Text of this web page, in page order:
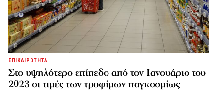
ΕΠΙΚΑΙΡΟΤΗΤΑ
Στο υψηλότερο επίπεδο από τον Ιανουάριο του
2023 οι τιμές των τροφίμων παγκοσμίως